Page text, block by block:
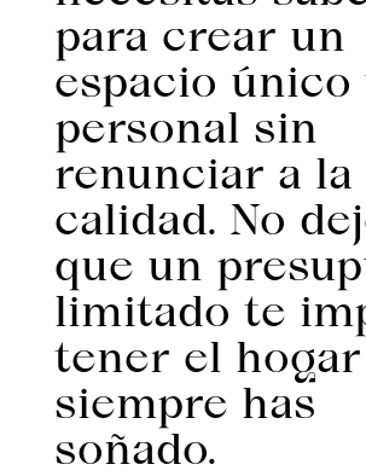
para crear un
espacio único
personal sin
renunciar a la
calidad. No
que un
limitado te
tener el
siempre has
soñado.